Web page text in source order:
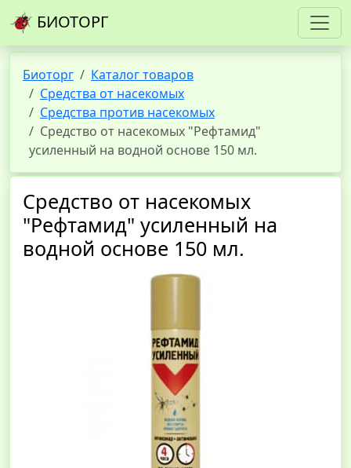
БИОТОРГ
Биоторг
Каталог товаров
Средства от насекомых
Средства против насекомых
Средство от насекомых "Рефтамид"
усиленный на водной основе 150 мл.
Средство от насекомых
"Рефтамид" усиленный на
водной основе 150 мл.